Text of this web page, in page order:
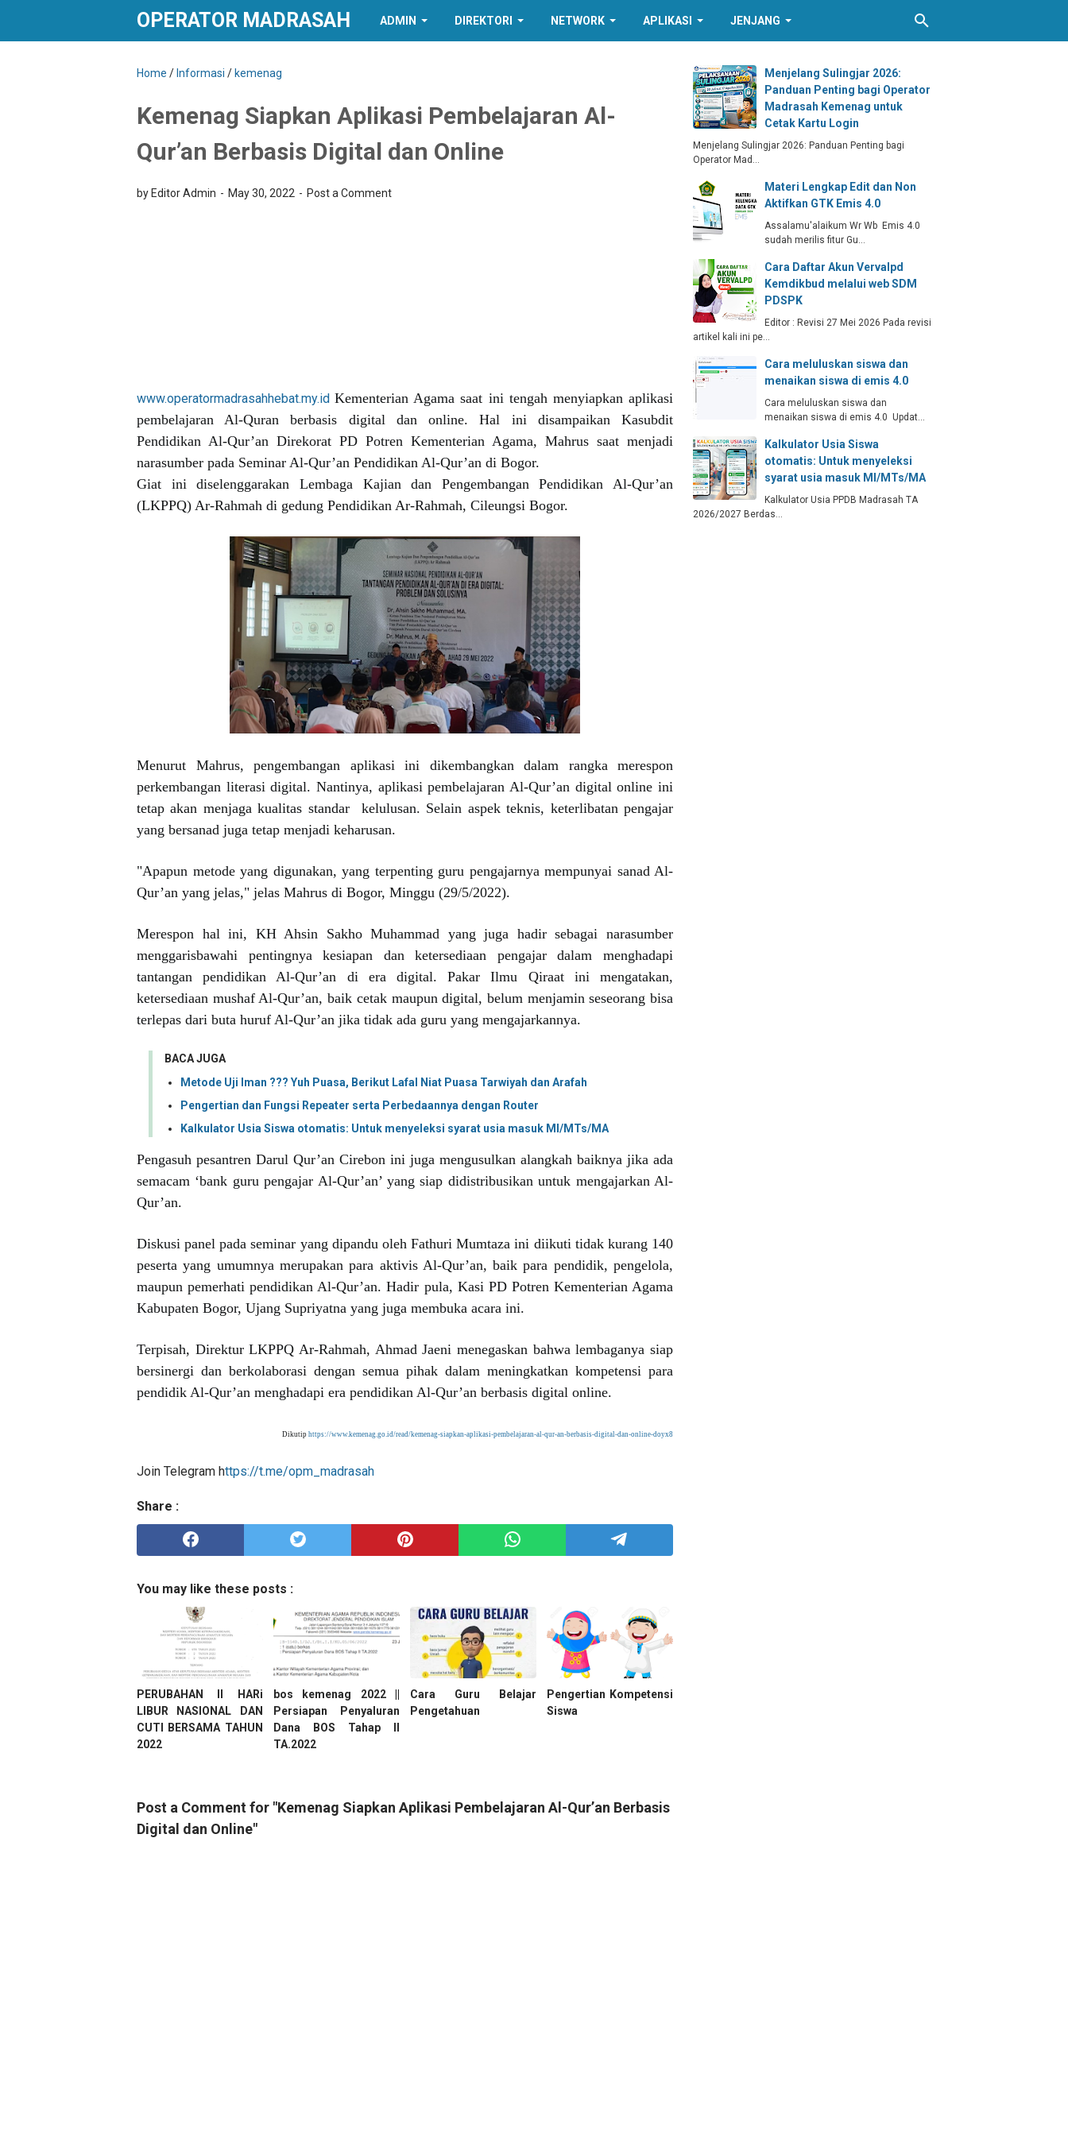
OPERATOR MADRASAH ADMIN DIREKTORI NETWORK APLIKASI JENJANG
Home / Informasi / kemenag
Kemenag Siapkan Aplikasi Pembelajaran Al-
Qur’an Berbasis Digital dan Online
by Editor Admin May 30, 2022 Post a Comment
www.operatormadrasahhebat.my.id Kementerian Agama saat ini tengah menyiapkan aplikasi
pembelajaran Al-Quran berbasis digital dan online. Hal ini disampaikan Kasubdit
Pendidikan Al-Qur’an Direkorat PD Potren Kementerian Agama, Mahrus saat menjadi
narasumber pada Seminar Al-Qur’an Pendidikan Al-Qur’an di Bogor.
Giat ini diselenggarakan Lembaga Kajian dan Pengembangan Pendidikan Al-Qur’an
(LKPPQ) Ar-Rahmah di gedung Pendidikan Ar-Rahmah, Cileungsi Bogor.
Menurut Mahrus, pengembangan aplikasi ini dikembangkan dalam rangka merespon
perkembangan literasi digital. Nantinya, aplikasi pembelajaran Al-Qur’an digital online ini
tetap akan menjaga kualitas standar kelulusan. Selain aspek teknis, keterlibatan pengajar
yang bersanad juga tetap menjadi keharusan.
"Apapun metode yang digunakan, yang terpenting guru pengajarnya mempunyai sanad Al-
Qur’an yang jelas," jelas Mahrus di Bogor, Minggu (29/5/2022).
Merespon hal ini, KH Ahsin Sakho Muhammad yang juga hadir sebagai narasumber
menggarisbawahi pentingnya kesiapan dan ketersediaan pengajar dalam menghadapi
tantangan pendidikan Al-Qur’an di era digital. Pakar Ilmu Qiraat ini mengatakan,
ketersediaan mushaf Al-Qur’an, baik cetak maupun digital, belum menjamin seseorang bisa
terlepas dari buta huruf Al-Qur’an jika tidak ada guru yang mengajarkannya.
BACA JUGA
Metode Uji Iman ??? Yuh Puasa, Berikut Lafal Niat Puasa Tarwiyah dan Arafah
Pengertian dan Fungsi Repeater serta Perbedaannya dengan Router
Kalkulator Usia Siswa otomatis: Untuk menyeleksi syarat usia masuk MI/MTs/MA
Pengasuh pesantren Darul Qur’an Cirebon ini juga mengusulkan alangkah baiknya jika ada
semacam ‘bank guru pengajar Al-Qur’an’ yang siap didistribusikan untuk mengajarkan Al-
Qur’an.
Diskusi panel pada seminar yang dipandu oleh Fathuri Mumtaza ini diikuti tidak kurang 140
peserta yang umumnya merupakan para aktivis Al-Qur’an, baik para pendidik, pengelola,
maupun pemerhati pendidikan Al-Qur’an. Hadir pula, Kasi PD Potren Kementerian Agama
Kabupaten Bogor, Ujang Supriyatna yang juga membuka acara ini.
Terpisah, Direktur LKPPQ Ar-Rahmah, Ahmad Jaeni menegaskan bahwa lembaganya siap
bersinergi dan berkolaborasi dengan semua pihak dalam meningkatkan kompetensi para
pendidik Al-Qur’an menghadapi era pendidikan Al-Qur’an berbasis digital online.
Dikutip https://www.kemenag.go.id/read/kemenag-siapkan-aplikasi-pembelajaran-al-qur-an-berbasis-digital-dan-online-doyx8
Join Telegram https://t.me/opm_madrasah
Share :
You may like these posts :
PERUBAHAN II HARi
LIBUR NASIONAL DAN
CUTI BERSAMA TAHUN
2022
bos kemenag 2022 ||
Persiapan Penyaluran
Dana BOS Tahap II
TA.2022
Cara Guru Belajar
Pengetahuan
Pengertian Kompetensi
Siswa
Post a Comment for "Kemenag Siapkan Aplikasi Pembelajaran Al-Qur’an Berbasis
Digital dan Online"
Menjelang Sulingjar 2026:
Panduan Penting bagi Operator
Madrasah Kemenag untuk
Cetak Kartu Login
Menjelang Sulingjar 2026: Panduan Penting bagi
Operator Mad…
Materi Lengkap Edit dan Non
Aktifkan GTK Emis 4.0
Assalamu'alaikum Wr Wb Emis 4.0
sudah merilis fitur Gu…
Cara Daftar Akun Vervalpd
Kemdikbud melalui web SDM
PDSPK
Editor : Revisi 27 Mei 2026 Pada revisi
artikel kali ini pe…
Cara meluluskan siswa dan
menaikan siswa di emis 4.0
Cara meluluskan siswa dan
menaikan siswa di emis 4.0 Updat…
Kalkulator Usia Siswa
otomatis: Untuk menyeleksi
syarat usia masuk MI/MTs/MA
Kalkulator Usia PPDB Madrasah TA
2026/2027 Berdas…